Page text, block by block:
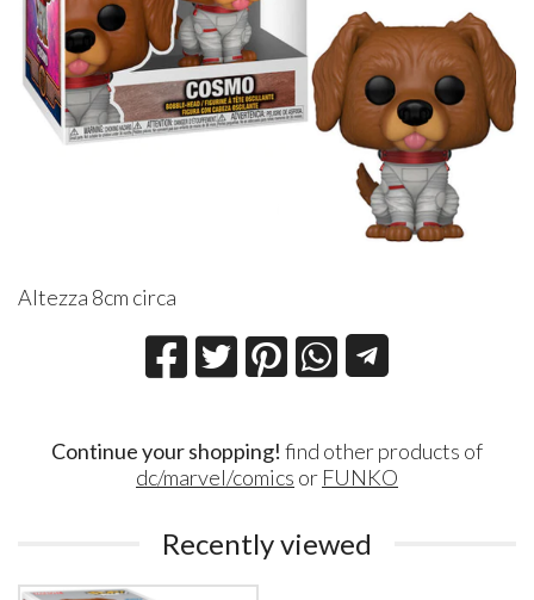
Altezza 8cm circa
Continue your shopping! find other products of
dc/marvel/comics or FUNKO
Recently viewed